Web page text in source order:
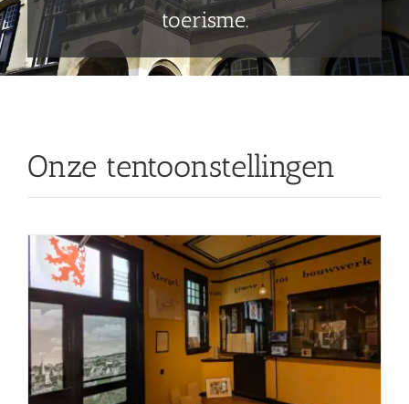
BEZOEK
toerisme.
Onze tentoonstellingen